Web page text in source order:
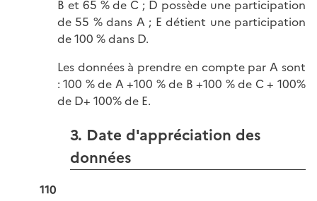
B et 65 % de C ; D possède une participation
de 55 % dans A ; E détient une participation
de 100 % dans D.
Les données à prendre en compte par A sont
: 100 % de A +100 % de B +100 % de C + 100%
de D+ 100% de E.
3. Date d'appréciation des
données
110